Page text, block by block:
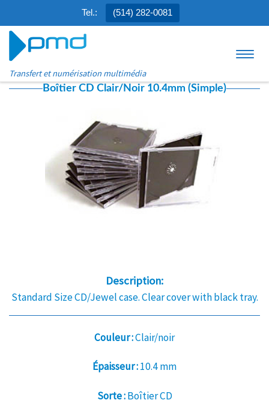
Tel.: (514) 282-0081
Transfert et numérisation multimédia
Boîtier CD Clair/Noir 10.4mm (Simple)
Description:
Standard Size CD/Jewel case. Clear cover with black tray.
Couleur :Clair/noir
Épaisseur :10.4 mm
Sorte :Boîtier CD